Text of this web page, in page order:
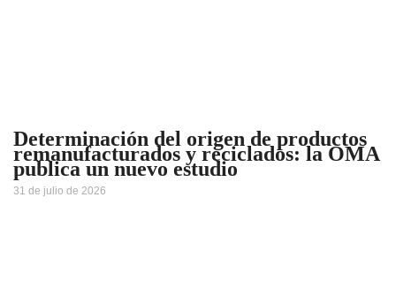
Determinación del origen de productos
remanufacturados y reciclados: la OMA
publica un nuevo estudio
31 de julio de 2026